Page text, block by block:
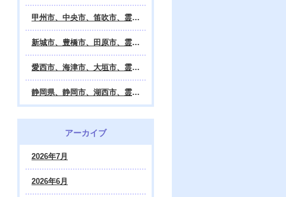
甲州市、中央市、笛吹市、霊視鑑定 天龍・占いの館 Dahlia、対面・電話・オンライン鑑定、除霊、霊視鑑定、遠隔 除霊 口コミ、浄霊、交霊、祈祷、御祓い、四柱推命、姓名判断・九星気学・易・タロット・手相・数秘術・動物占い・姓名学・命運鑑定、開運、不安・苦痛・恐怖、悩み相談、スピリチュアルカウンセラー、ヒーリング、霊気治療、霊能力者、霊媒師、天龍知裕著、幸せを求めて、天の神様 VS 地獄の神様、宇宙の真理で未来は希望の光、この世で天国 あの世で天国、天龍知裕ブログ。
新城市、豊橋市、田原市、霊視鑑定 天龍・占いの館 Dahlia、対面・電話・オンライン鑑定、除霊、霊視鑑定、遠隔 除霊 口コミ、浄霊、交霊、祈祷、御祓い、四柱推命、姓名判断・九星気学・易・タロット・手相・数秘術・動物占い・姓名学・命運鑑定、開運、不安・苦痛・恐怖、悩み相談、スピリチュアルカウンセラー、ヒーリング、霊能力者、霊媒師、天龍知裕著、幸せを求めて、天の神様 VS 地獄の神様、宇宙の真理で未来は希望の光、この世で天国 あの世で天国、天龍知裕ブログ。
愛西市、海津市、大垣市、霊視鑑定 天龍・占いの館 Dahlia、対面・電話・オンライン鑑定、遠隔 除霊 口コミ、浄霊、交霊、祈祷、御祓い、四柱推命、姓名判断・九星気学・易・タロット・手相・数秘術・動物占い・姓名学・命運鑑定、開運、不安・苦痛・恐怖、悩み相談、スピリチュアルカウンセラー、ヒーリング、霊能力者、霊媒師、天龍知裕著、幸せを求めて、天の神様 VS 地獄の神様、宇宙の真理で未来は希望の光、この世で天国 あの世で天国、天龍知裕ブログ。
静岡県、静岡市、湖西市、霊視鑑定 天龍・占いの館 Dahlia、対面・電話・オンライン鑑定、除霊、霊視鑑定、遠隔 除霊 口コミ、浄霊、交霊、祈祷、御祓い、四柱推命、姓名判断・九星気学・易・タロット・手相・数秘術・動物占い・姓名学・命運鑑定、開運、不安・苦痛・恐怖、悩み相談、スピリチュアルカウンセラー、ヒーリング、霊気治療、霊能力者、霊媒師、天龍知裕著、幸せを求めて、天の神様 VS 地獄の神様、宇宙の真理で未来は希望の光、この世で天国 あの世で天国、天龍知裕ブログ。
アーカイブ
2026年7月
2026年6月